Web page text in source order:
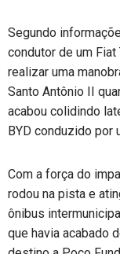
Segundo
condutor de um
realizar uma
Santo Antônio II
acabou colidindo
BYD conduzido por
Com a força do
rodou na pista e
ônibus
que havia acabado